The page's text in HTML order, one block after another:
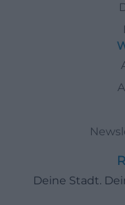
Deine Stadt.